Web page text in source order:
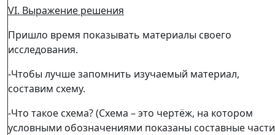
VI. Выражение решения
Пришло время показывать материалы своего
исследования.
-Чтобы лучше запомнить изучаемый материал,
составим схему.
-Что такое схема? (Схема – это чертёж, на котором
условными обозначениями показаны составные части